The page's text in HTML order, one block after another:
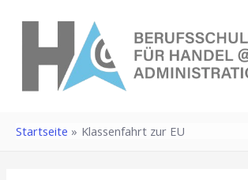
springen
Startseite Klassenfahrt zur EU